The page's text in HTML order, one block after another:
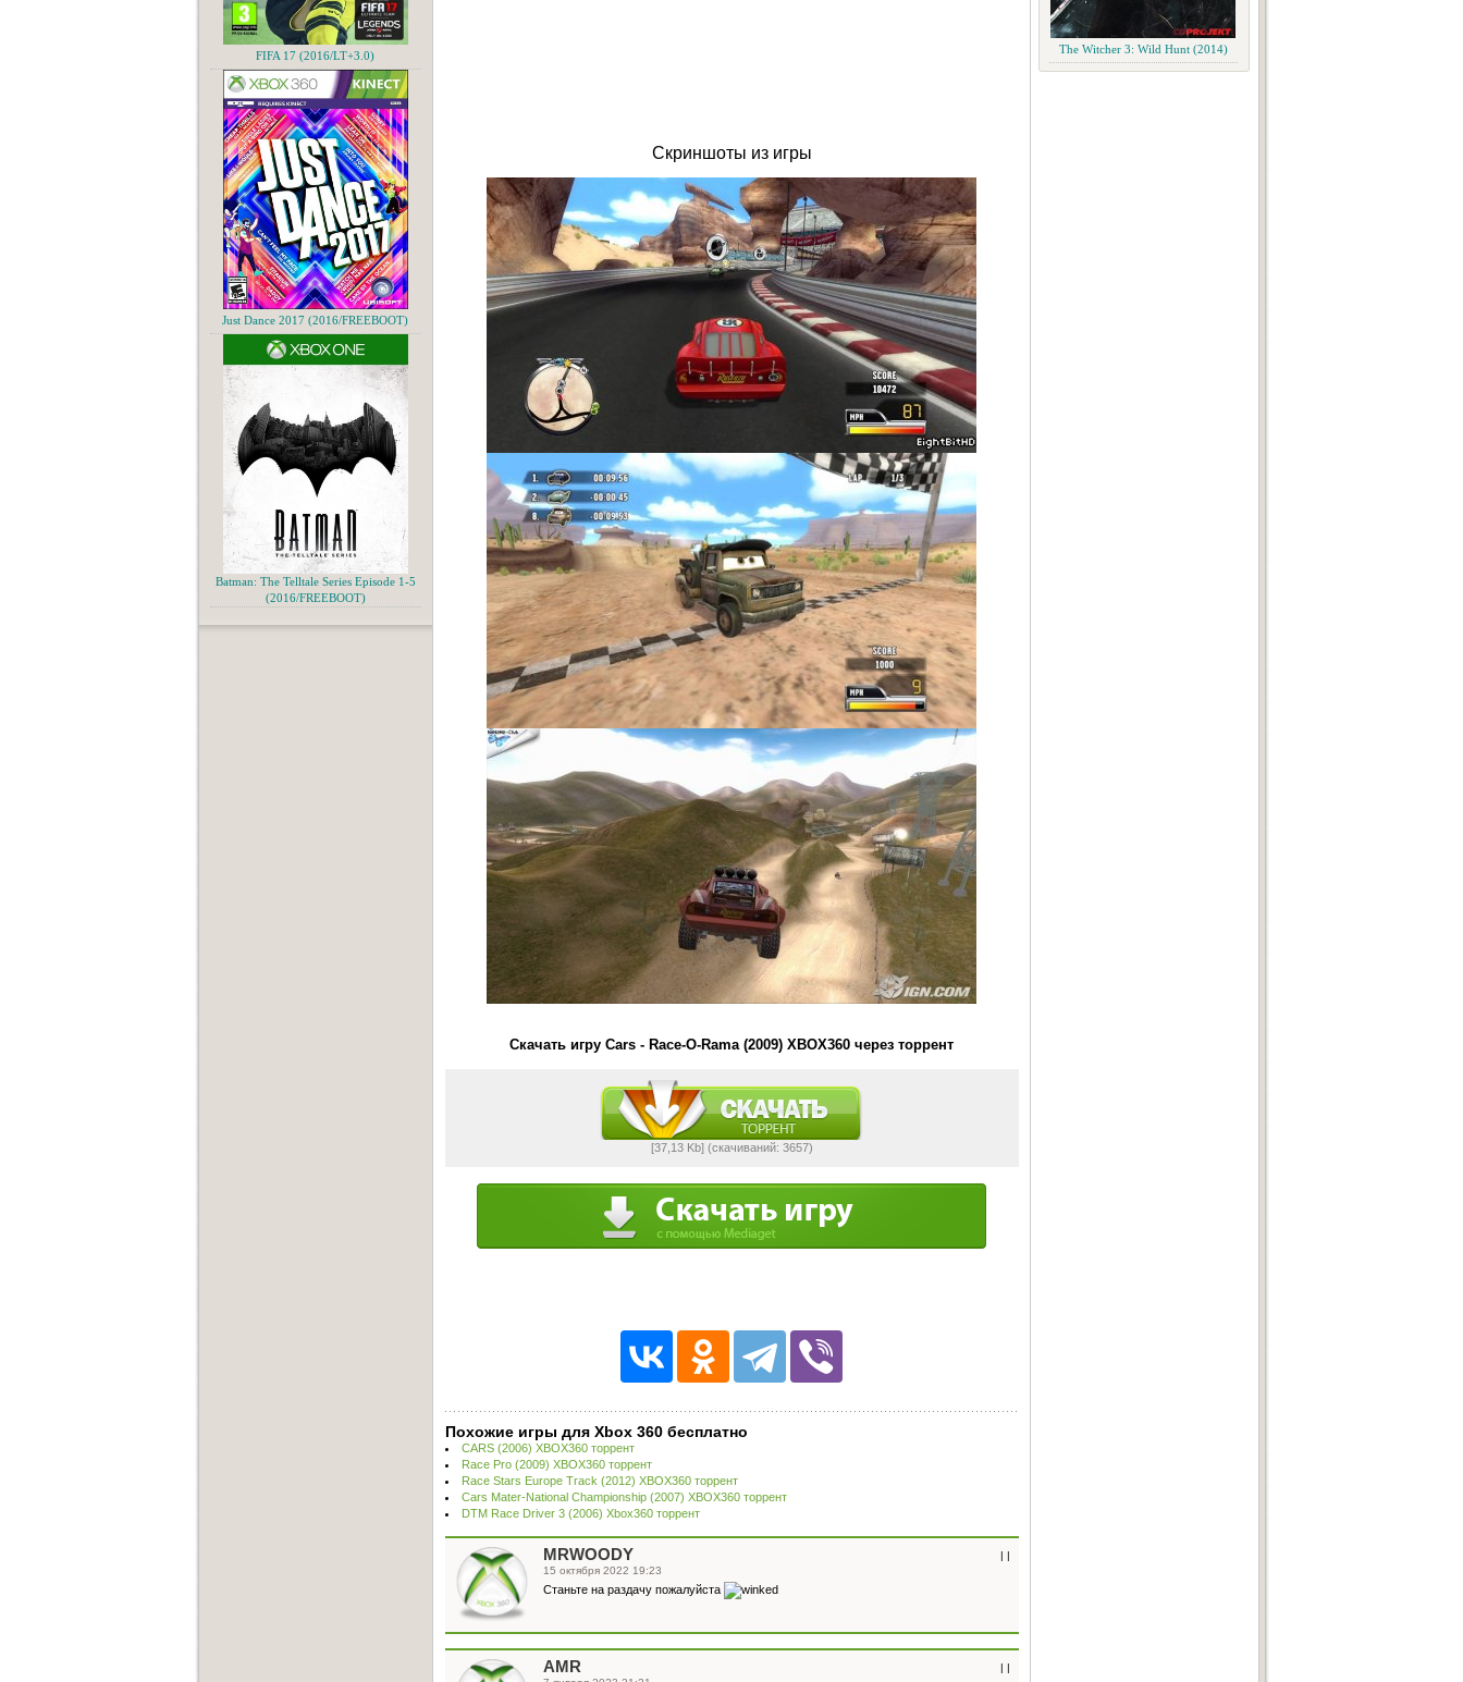
The Witcher 3: Wild Hunt (2014)
Скриншоты из игры
Скачать игру Cars - Race-O-Rama (2009) XBOX360 через торрент
[37,13 Kb] (cкачиваний: 3657)
Похожие игры для Xbox 360 бесплатно
CARS (2006) XBOX360 торрент
Race Pro (2009) XBOX360 торрент
Race Stars Europe Track (2012) XBOX360 торрент
Cars Mater-National Championship (2007) XBOX360 торрент
DTM Race Driver 3 (2006) Xbox360 торрент
| |
MRWOODY
15 октября 2022 19:23
Станьте на раздачу пожалуйста
| |
AMR
FIFA 17 (2016/LT+3.0)
Just Dance 2017 (2016/FREEBOOT)
Batman: The Telltale Series Episode 1-5
(2016/FREEBOOT)